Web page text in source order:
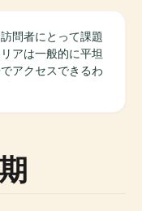
問者にとって課題
アは一般的に平坦
アクセスできるわ